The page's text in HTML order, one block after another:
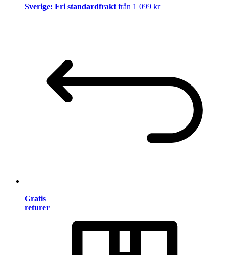
Sverige: Fri standardfrakt från 1 099 kr
Gratis
returer